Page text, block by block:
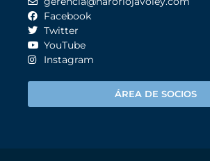
Facebook
Twitter
YouTube
Instagram
ÁREA DE SOCIOS